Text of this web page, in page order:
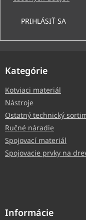
PRIHLÁSIŤ SA
Kategórie
Kotviaci materiál
Nástroje
Ostatný technický
Ručné náradie
Spojovací materiál
Spojovacie prvky na
Informácie